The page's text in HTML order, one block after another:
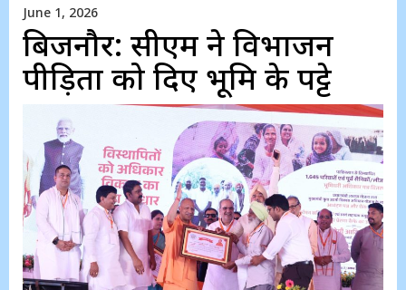
June 1, 2026
बिजनौर: सीएम ने विभाजन
पीड़ितों को दिए भूमि के पट्टे